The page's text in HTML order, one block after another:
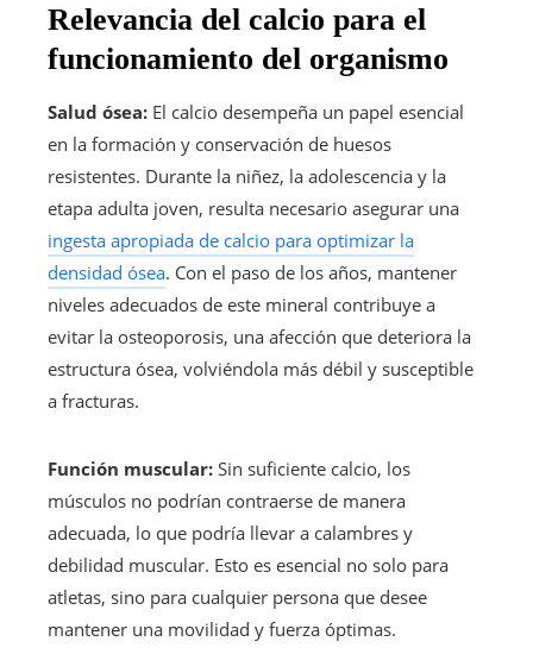
Relevancia del calcio para el
funcionamiento del organismo
Salud ósea: El calcio desempeña un papel esencial
en la formación y conservación de huesos
resistentes. Durante la niñez, la adolescencia y la
etapa adulta joven, resulta necesario asegurar una
ingesta apropiada de calcio para optimizar la
densidad ósea. Con el paso de los años, mantener
niveles adecuados de este mineral contribuye a
evitar la osteoporosis, una afección que deteriora la
estructura ósea, volviéndola más débil y susceptible
a fracturas.
Función muscular: Sin suficiente calcio, los
músculos no podrían contraerse de manera
adecuada, lo que podría llevar a calambres y
debilidad muscular. Esto es esencial no solo para
atletas, sino para cualquier persona que desee
mantener una movilidad y fuerza óptimas.